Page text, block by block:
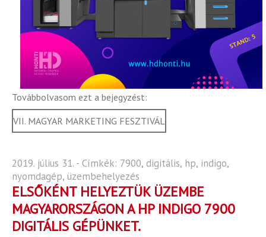
Továbbolvasom ezt a bejegyzést:
VII. MAGYAR MARKETING FESZTIVÁL
2019. július 31. - Címkék: 7900, digitális, hp, indigo,
nyomdagép, üzembehelyezés
ELSŐKÉNT HELYEZTÜK ÜZEMBE
MAGYARORSZÁGON A HP INDIGO 7900
DIGITÁLIS GÉPÜNKET.